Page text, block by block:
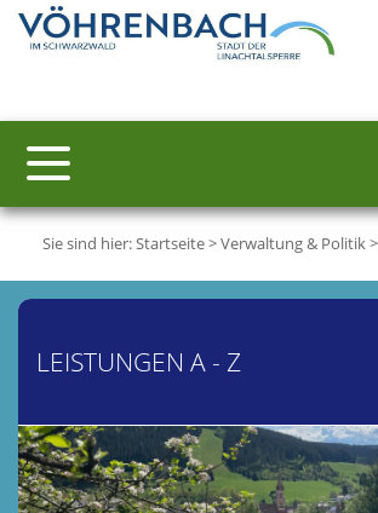
Sie sind hier:Startseite>Verwaltung & Politik>
LEISTUNGEN A - Z